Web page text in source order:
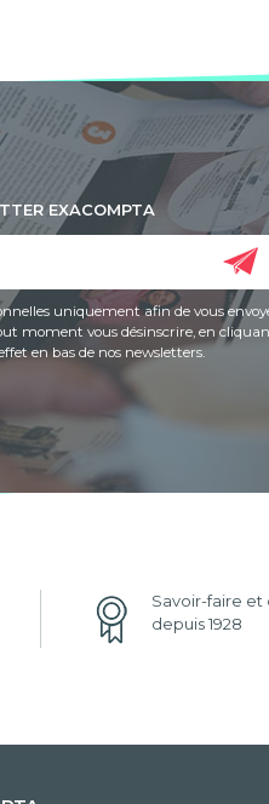
EXACOMPTA
uniquement afin de vous
moment vous désinscrire, en
en bas de nos newsletters.
Savoir-faire et
depuis 1928